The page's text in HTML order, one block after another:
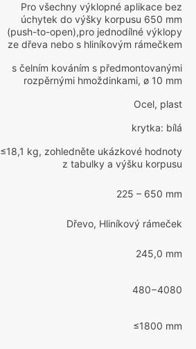
Pro všechny výklopné aplikace bez
úchytek do výšky korpusu 650 mm
(push-to-open),pro jednodílné výklopy
ze dřeva nebo s hliníkovým rámečkem
s čelním kováním s předmontovanými
rozpěrnými hmoždinkami, ø 10 mm
Ocel, plast
krytka: bílá
≤18,1 kg, zohledněte ukázkové hodnoty
z tabulky a výšku korpusu
225 – 650 mm
Dřevo, Hliníkový rámeček
245,0 mm
480 – 4080
≤1800 mm